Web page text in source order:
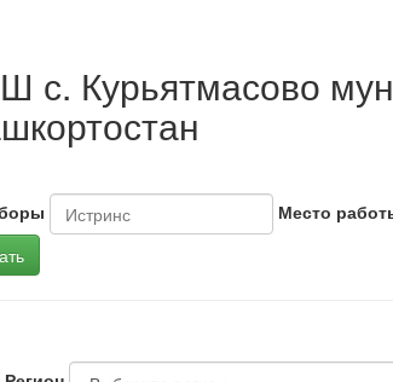
Курьятмасово
Место